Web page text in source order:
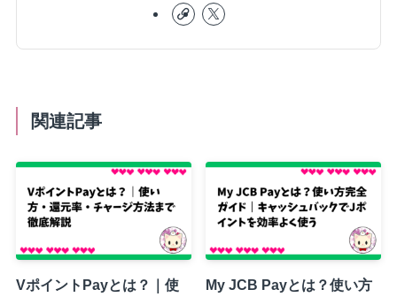
関連記事
VポイントPayとは？｜使
My JCB Payとは？使い方